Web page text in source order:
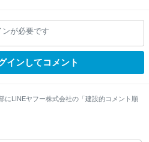
ンが必要です
インしてコメント
にLINEヤフー株式会社の「建設的コメント順